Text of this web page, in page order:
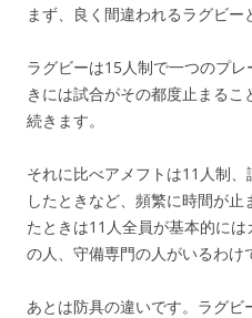
まず、良く間違われるラグビー
ラグビーは15人制で一つのプ
きには試合がその都度止まる
続きます。
それに比べアメフトは11人制
したときなど、頻繁に時間が
たときは11人全員が基本的に
の人、守備専門の人がいるわけ
あとは防具の違いです。ラグ